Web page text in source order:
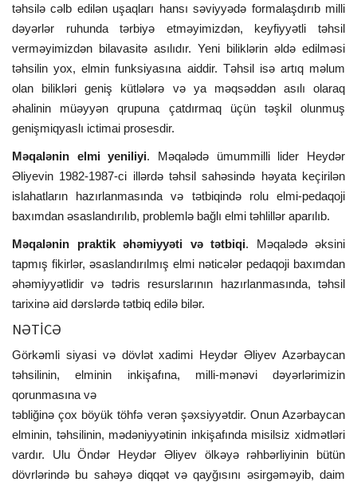
təhsilə cəlb edilən uşaqları hansı səviyyədə formalaşdırıb milli
dəyərlər ruhunda tərbiyə etməyimizdən, keyfiyyətli təhsil
verməyimizdən bilavasitə asılıdır. Yeni biliklərin əldə edilməsi
təhsilin yox, elmin funksiyasına aiddir. Təhsil isə artıq məlum
olan bilikləri geniş kütlələrə və ya məqsəddən asılı olaraq
əhalinin müəyyən qrupuna çatdırmaq üçün təşkil olunmuş
genişmiqyaslı ictimai prosesdir.
Məqalənin elmi yeniliyi. Məqalədə ümummilli lider Heydər
Əliyevin 1982-1987-ci illərdə təhsil sahəsində həyata keçirilən
islahatların hazırlanmasında və tətbiqində rolu elmi-pedaqoji
baxımdan əsaslandırılıb, problemlə bağlı elmi təhlillər aparılıb.
Məqalənin praktik əhəmiyyəti və tətbiqi. Məqalədə əksini
tapmış fikirlər, əsaslandırılmış elmi nəticələr pedaqoji baxımdan
əhəmiyyətlidir və tədris resurslarının hazırlanmasında, təhsil
tarixinə aid dərslərdə tətbiq edilə bilər.
NƏTİCƏ
Görkəmli siyasi və dövlət xadimi Heydər Əliyev Azərbaycan
təhsilinin, elminin inkişafına, milli-mənəvi dəyərlərimizin
qorunmasına və
təbliğinə çox böyük töhfə verən şəxsiyyətdir. Onun Azərbaycan
elminin, təhsilinin, mədəniyyətinin inkişafında misilsiz xidmətləri
vardır. Ulu Öndər Heydər Əliyev ölkəyə rəhbərliyinin bütün
dövrlərində bu sahəyə diqqət və qayğısını əsirgəməyib, daim